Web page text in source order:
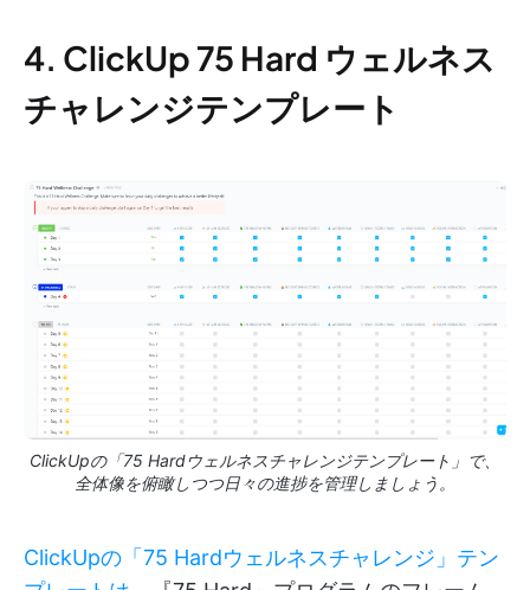
4. ClickUp 75 Hard ウェルネス
チャレンジテンプレート
ClickUpの「75 Hardウェルネスチャレンジテンプレート」で、
全体像を俯瞰しつつ日々の進捗を管理しましょう。
ClickUpの「75 Hardウェルネスチャレンジ」テン